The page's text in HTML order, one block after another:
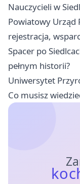
Nauczycieli w
Powiatowy Urząd
rejestracja,
Spacer po
pełnym historii?
Uniwersytet
Co musisz